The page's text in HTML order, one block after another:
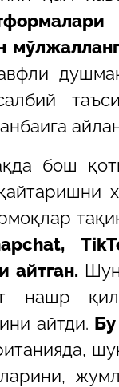
бош
айтган.
нашр
айтди.